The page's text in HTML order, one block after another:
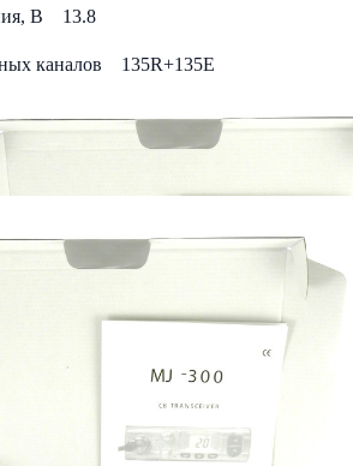
В 13.8
каналов 135R+135E
мкВ АМ 0.5 (10дБ), ЧМ 0.3 (12дБ)
потребления, мА 2000